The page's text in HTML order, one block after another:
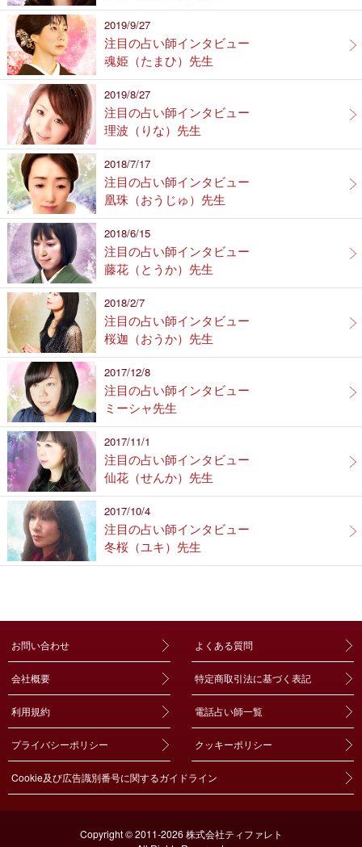
2019/9/27
注目の占い師インタビュー
魂姫（たまひ）先生
2019/8/27
注目の占い師インタビュー
理波（りな）先生
2018/7/17
注目の占い師インタビュー
凰珠（おうじゅ）先生
2018/6/15
注目の占い師インタビュー
藤花（とうか）先生
2018/2/7
注目の占い師インタビュー
桜迦（おうか）先生
2017/12/8
注目の占い師インタビュー
ミーシャ先生
2017/11/1
注目の占い師インタビュー
仙花（せんか）先生
2017/10/4
注目の占い師インタビュー
冬桜（ユキ）先生
お問い合わせ よくある質問
会社概要 特定商取引法に基づく表記
利用規約 電話占い師一覧
プライバシーポリシー クッキーポリシー
Cookie及び広告識別番号に関するガイドライン
Copyright © 2011-2026 株式会社ティファレト